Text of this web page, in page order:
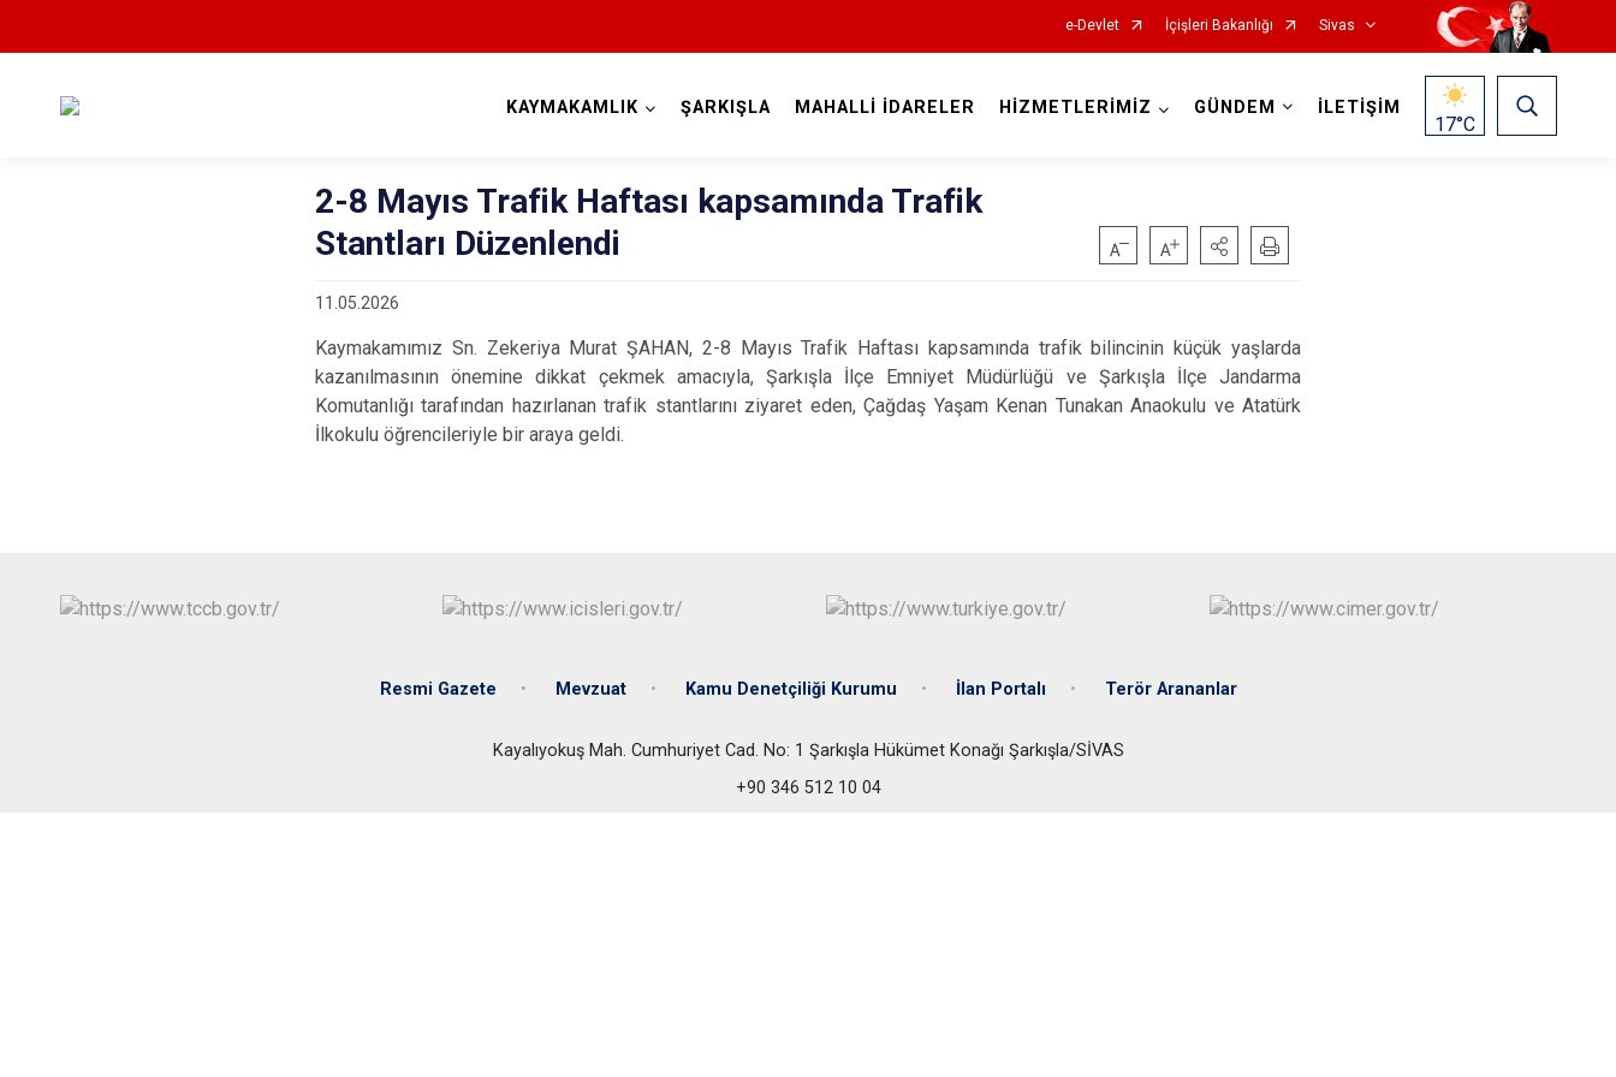
e-Devlet İçişleri Bakanlığı Sivas
Akıncılar
Altınyayla
Gürün
İmranlı
Kangal
Yıldızeli
KAYMAKAMLIK ŞARKIŞLA MAHALLİ İDARELER HİZMETLERİMİZ GÜNDEM İLETİŞİM
17°C
2-8 Mayıs Trafik Haftası kapsamında Trafik
Stantları Düzenlendi
11.05.2026
Kaymakamımız Sn. Zekeriya Murat ŞAHAN, 2-8 Mayıs Trafik Haftası kapsamında trafik bilincinin küçük yaşlarda
kazanılmasının önemine dikkat çekmek amacıyla, Şarkışla İlçe Emniyet Müdürlüğü ve Şarkışla İlçe Jandarma
Komutanlığı tarafından hazırlanan trafik stantlarını ziyaret eden, Çağdaş Yaşam Kenan Tunakan Anaokulu ve Atatürk
İlkokulu öğrencileriyle bir araya geldi.
Resmi Gazete Mevzuat Kamu Denetçiliği Kurumu İlan Portalı Terör Arananlar
Kayalıyokuş Mah. Cumhuriyet Cad. No: 1 Şarkışla Hükümet Konağı Şarkışla/SİVAS
+90 346 512 10 04